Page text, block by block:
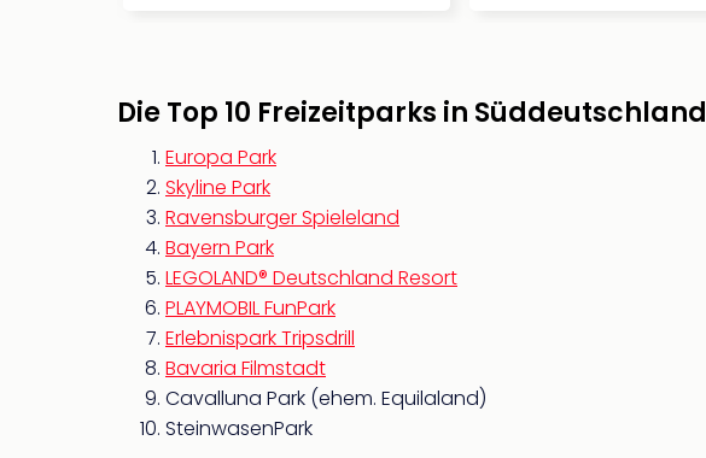
Die Top 10 Freizeitparks in Süddeutschland
Europa Park
Skyline Park
Ravensburger Spieleland
Bayern Park
LEGOLAND® Deutschland Resort
PLAYMOBIL FunPark
Erlebnispark Tripsdrill
Bavaria Filmstadt
Cavalluna Park (ehem. Equilaland)
SteinwasenPark